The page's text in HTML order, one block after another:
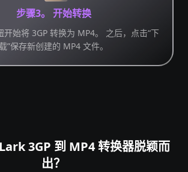
步骤3。 开始转换
开始将 3GP 转换为 MP4。 之后，点击“下
载”保存新创建的 MP4 文件。
3GP 到 MP4 转换器脱颖而
出？